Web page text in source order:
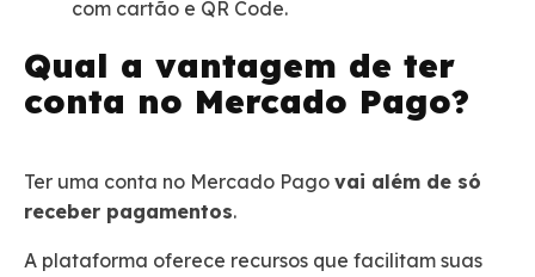
com cartão e QR Code.
Qual a vantagem de ter
conta no Mercado Pago?
Ter uma conta no Mercado Pago vai além de só
receber pagamentos.
A plataforma oferece recursos que facilitam suas